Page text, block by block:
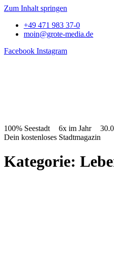
Zum Inhalt springen
+49 471 983 37-0
moin@grote-media.de
Facebook Instagram
100% Seestadt 6x im Jahr
Dein kostenloses Stadtmagazin
Kategorie: